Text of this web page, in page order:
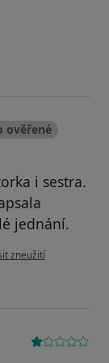
Zuzana Fruhaufová
ověřené
i sestra.
jednání.
uživatele
zneužití